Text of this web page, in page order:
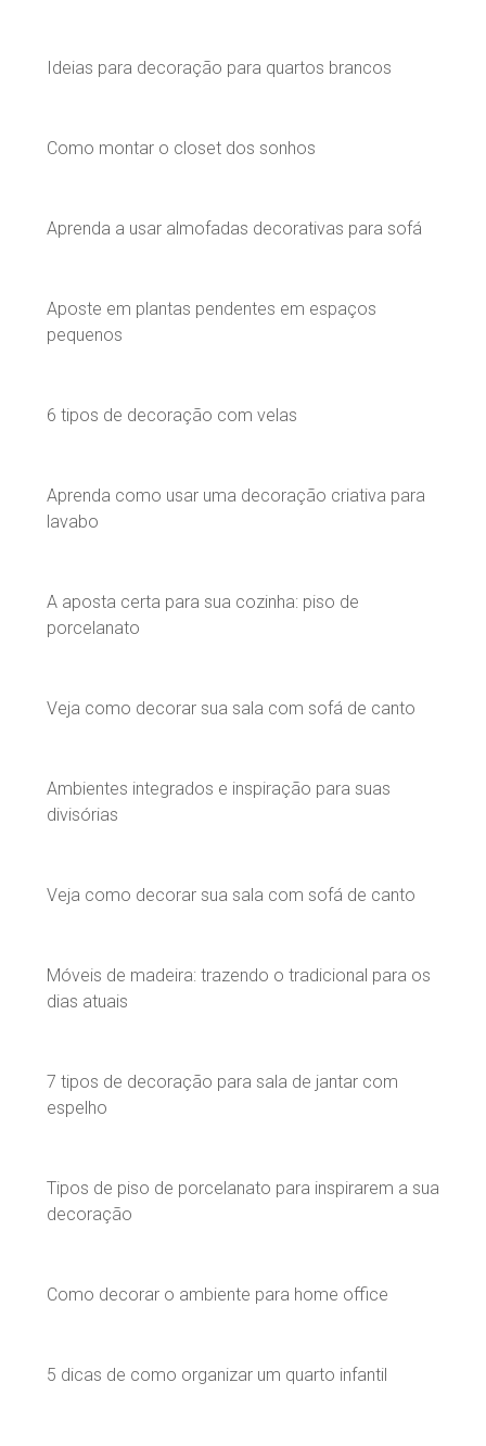
Ideias para decoração para quartos brancos
Como montar o closet dos sonhos
Aprenda a usar almofadas decorativas para sofá
Aposte em plantas pendentes em espaços
pequenos
6 tipos de decoração com velas
Aprenda como usar uma decoração criativa para
lavabo
A aposta certa para sua cozinha: piso de
porcelanato
Veja como decorar sua sala com sofá de canto
Ambientes integrados e inspiração para suas
divisórias
Veja como decorar sua sala com sofá de canto
Móveis de madeira: trazendo o tradicional para os
dias atuais
7 tipos de decoração para sala de jantar com
espelho
Tipos de piso de porcelanato para inspirarem a sua
decoração
Como decorar o ambiente para home office
5 dicas de como organizar um quarto infantil